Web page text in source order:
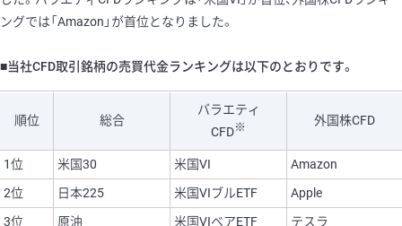
ングでは「Amazon」が首位となりました。
■当社CFD取引銘柄の売買代金ランキングは以下のとおりです。
順位 総合
バラエティ
CFD※ 外国株CFD
1位 米国30 米国VI
Amazon
2位
日本225 米国VIブルETF
Apple
3位
原油 米国VIベアETF
テスラ